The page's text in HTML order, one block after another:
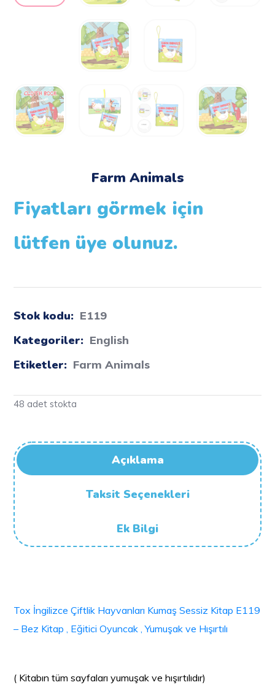
Farm Animals
Fiyatları görmek için
lütfen üye olunuz.
Stok kodu: E119
Kategoriler: English
Etiketler: Farm Animals
48 adet stokta
Açıklama
Taksit Seçenekleri
Ek Bilgi
Tox İngilizce Çiftlik Hayvanları Kumaş Sessiz Kitap E119
– Bez Kitap , Eğitici Oyuncak , Yumuşak ve Hışırtılı
( Kitabın tüm sayfaları yumuşak ve hışırtılıdır)